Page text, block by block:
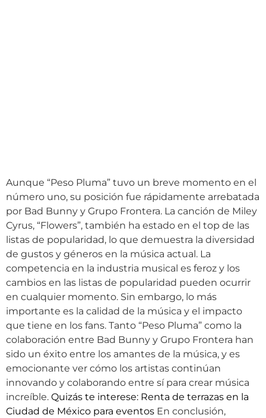
Aunque “Peso Pluma” tuvo un breve momento en el
número uno, su posición fue rápidamente arrebatada
por Bad Bunny y Grupo Frontera. La canción de Miley
Cyrus, “Flowers”, también ha estado en el top de las
listas de popularidad, lo que demuestra la diversidad
de gustos y géneros en la música actual. La
competencia en la industria musical es feroz y los
cambios en las listas de popularidad pueden ocurrir
en cualquier momento. Sin embargo, lo más
importante es la calidad de la música y el impacto
que tiene en los fans. Tanto “Peso Pluma” como la
colaboración entre Bad Bunny y Grupo Frontera han
sido un éxito entre los amantes de la música, y es
emocionante ver cómo los artistas continúan
innovando y colaborando entre sí para crear música
increíble. Quizás te interese: Renta de terrazas en la
Ciudad de México para eventos En conclusión,